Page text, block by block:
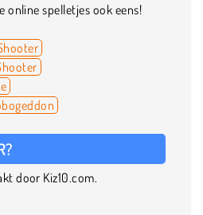
online spelletjes ook eens!
door Kiz10.com.